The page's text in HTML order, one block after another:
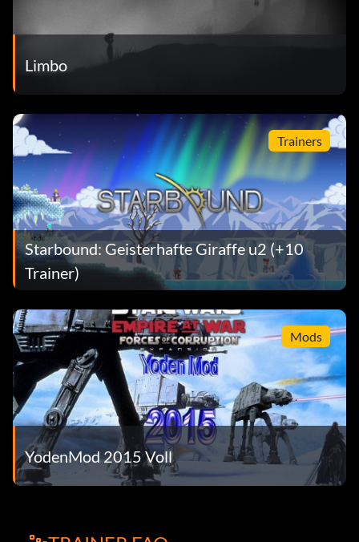
Limbo
Trainers
Starbound: Geisterhafte Giraffe u2 (+10
Trainer)
Mods
YodenMod 2015 Voll